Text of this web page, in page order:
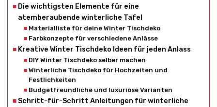
Die wichtigsten Elemente für eine
atemberaubende winterliche Tafel
Materialliste für deine Winter Tischdeko
Farbkonzepte für verschiedene Anlässe
Kreative Winter Tischdeko Ideen für jeden Anlass
DIY Winter Tischdeko selber machen
Winterliche Tischdeko für Hochzeiten und
Festlichkeiten
Budgetfreundliche und luxuriöse Varianten
Schritt-für-Schritt Anleitungen für winterliche